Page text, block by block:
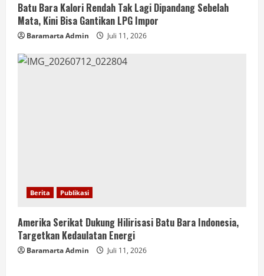
Batu Bara Kalori Rendah Tak Lagi Dipandang Sebelah
Mata, Kini Bisa Gantikan LPG Impor
Baramarta Admin Juli 11, 2026
Berita Publikasi
Amerika Serikat Dukung Hilirisasi Batu Bara Indonesia,
Targetkan Kedaulatan Energi
Baramarta Admin Juli 11, 2026